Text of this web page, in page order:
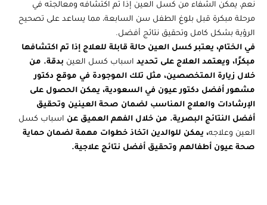
نعم، يمكن الشفاء من كسل العين إذا تم اكتشافه ومعالجته في
مرحلة مبكرة قبل بلوغ الطفل سن السابعة، مما يساعد على تصحيح
الرؤية بشكل كامل وتحقيق نتائج أفضل.
في الختام، يعتبر كسل العين حالة قابلة للعلاج إذا تم اكتشافها
مبكرًا، ويعتمد العلاج على تحديد اسباب كسل العين بدقة. من
خلال زيارة المتخصصين، مثل تلك الموجودة في موقع دكتور
مشهور أفضل دكتور عيون في السعودية، يمكن الحصول على
الإرشادات والعلاج المناسب لضمان صحة العينين وتحقيق
أفضل النتائج البصرية. من خلال الفهم العميق عن اسباب كسل
العين وعلاجه، يمكن للوالدين اتخاذ خطوات مهمة لضمان حماية
صحة عيون أطفالهم وتحقيق أفضل نتائج علاجية.